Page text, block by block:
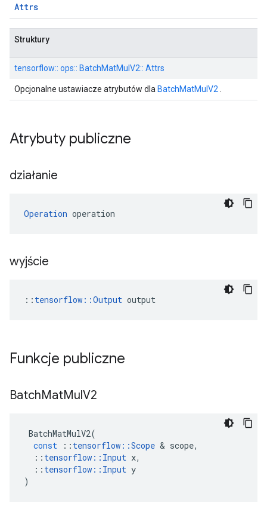
Attrs
Struktury
tensorflow:: ops:: BatchMatMulV2:: Attrs
Opcjonalne ustawiacze atrybutów dla BatchMatMulV2
Atrybuty publiczne
działanie
Operation operation
wyjście
:: tensorflow::Output output
Funkcje publiczne
BatchMatMulV2
BatchMatMulV2(
const
:: tensorflow ::Scope & scope,
:: tensorflow :: Input x,
:: tensorflow :: Input y
)